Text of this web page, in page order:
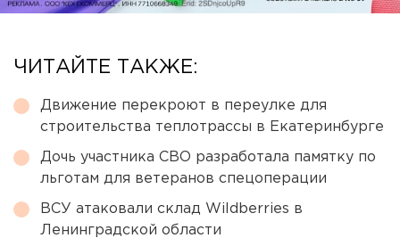
ЧИТАЙТЕ ТАКЖЕ:
Движение перекроют в переулке для
строительства теплотрассы в Екатеринбурге
Дочь участника СВО разработала памятку по
льготам для ветеранов спецоперации
ВСУ атаковали склад Wildberries в
Ленинградской области